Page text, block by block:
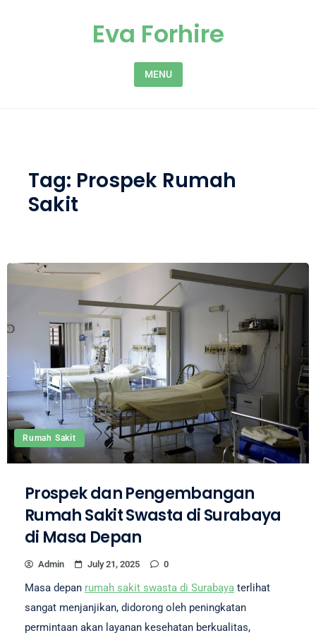
Eva Forhire
MENU
Tag: Prospek Rumah
Sakit
Rumah Sakit
Prospek dan Pengembangan
Rumah Sakit Swasta di Surabaya
di Masa Depan
Admin July 21, 2025 0
Masa depan rumah sakit swasta di Surabaya terlihat
sangat menjanjikan, didorong oleh peningkatan
permintaan akan layanan kesehatan berkualitas,